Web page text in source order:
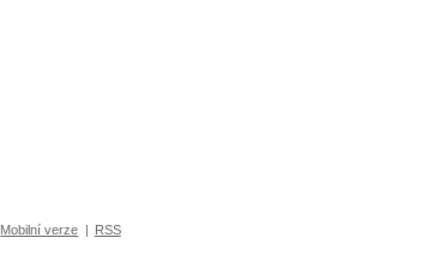
Mobilní verze | RSS